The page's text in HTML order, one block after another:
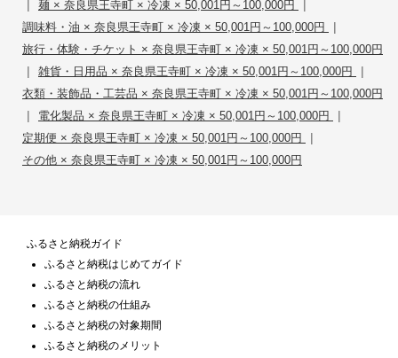
| 麺 × 奈良県王寺町 × 冷凍 × 50,001円～100,000円 |
調味料・油 × 奈良県王寺町 × 冷凍 × 50,001円～100,000円 |
旅行・体験・チケット × 奈良県王寺町 × 冷凍 × 50,001円～100,000円
| 雑貨・日用品 × 奈良県王寺町 × 冷凍 × 50,001円～100,000円 |
衣類・装飾品・工芸品 × 奈良県王寺町 × 冷凍 × 50,001円～100,000円
| 電化製品 × 奈良県王寺町 × 冷凍 × 50,001円～100,000円 |
定期便 × 奈良県王寺町 × 冷凍 × 50,001円～100,000円 |
その他 × 奈良県王寺町 × 冷凍 × 50,001円～100,000円
ふるさと納税ガイド
ふるさと納税はじめてガイド
ふるさと納税の流れ
ふるさと納税の仕組み
ふるさと納税の対象期間
ふるさと納税のメリット